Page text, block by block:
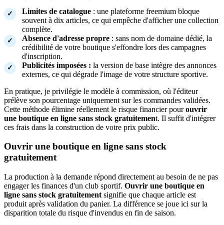
Limites de catalogue : une plateforme freemium bloque
souvent à dix articles, ce qui empêche d'afficher une collection
complète.
Absence d'adresse propre : sans nom de domaine dédié, la
crédibilité de votre boutique s'effondre lors des campagnes
d'inscription.
Publicités imposées : la version de base intègre des annonces
externes, ce qui dégrade l'image de votre structure sportive.
En pratique, je privilégie le modèle à commission, où l'éditeur
prélève son pourcentage uniquement sur les commandes validées.
Cette méthode élimine réellement le risque financier pourouvrir
une boutique en ligne sans stock gratuitement. Il suffit d'intégrer
ces frais dans la construction de votre prix public.
Ouvrir une boutique en ligne sans stock
gratuitement
La production à la demande répond directement au besoin de ne pas
engager les finances d'un club sportif. Ouvrir une boutique en
ligne sans stock gratuitement signifie que chaque article est
produit après validation du panier. La différence se joue ici sur la
disparition totale du risque d'invendus en fin de saison.